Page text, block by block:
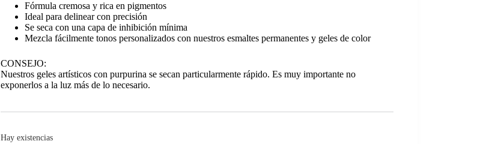
Fórmula cremosa y rica en pigmentos
Ideal para delinear con precisión
Se seca con una capa de inhibición mínima
Mezcla fácilmente tonos personalizados con nuestros esmaltes permanentes y geles de color
CONSEJO:
Nuestros geles artísticos con purpurina se secan particularmente rápido. Es muy importante no
exponerlos a la luz más de lo necesario.
Hay existencias